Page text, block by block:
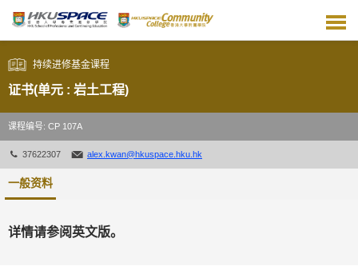
主
内
容
持续进修基金课程
证书(单元 : 岩土工程)
课程编号: CP 107A
37622307 alex.kwan@hkuspace.hku.hk
一般资料
详情请参阅英文版。